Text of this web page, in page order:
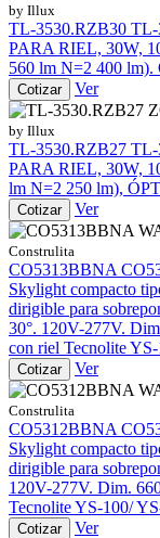
by Illux
TL-3530.RZB30 TL-
PARA RIEL, 30W,
560 lm N=2 400
Cotizar
Ver
by Illux
TL-3530.RZB27 TL-
PARA RIEL, 30W,
lm N=2 250 lm),
Cotizar
Ver
Construlita
CO5313BBNA
Skylight compacto
dirigible para
30°. 120V-277V.
con riel Tecnolite
Cotizar
Ver
Construlita
CO5312BBNA
Skylight compacto
dirigible para
120V-277V. Dim.
Tecnolite YS-100/
Cotizar Ver